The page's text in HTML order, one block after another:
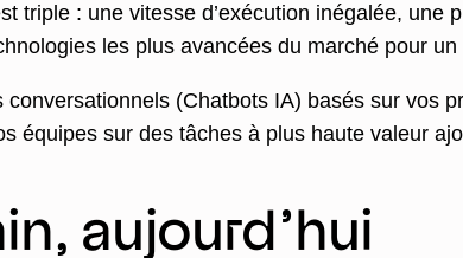
triple : une vitesse d’exécution inégalée, une
les plus avancées du marché pour
(Chatbots IA) basés sur vos
équipes sur des tâches à plus haute valeur
aujourd’hui